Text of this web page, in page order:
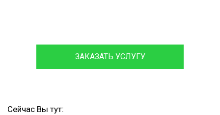
ЗАКАЗАТЬ УСЛУГУ
Сейчас Вы тут: